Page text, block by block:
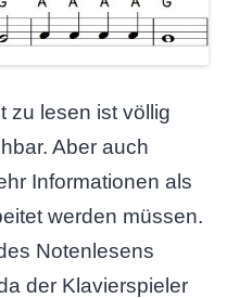
zu lesen ist völlig
Aber auch
Informationen als
werden müssen.
Notenlesens
der Klavierspieler